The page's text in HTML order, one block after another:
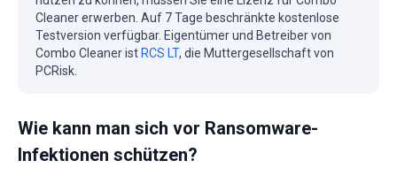
Cleaner erwerben. Auf 7 Tage beschränkte kostenlose
Testversion verfügbar. Eigentümer und Betreiber von
Combo Cleaner ist RCS LT, die Muttergesellschaft von
PCRisk.
Wie kann man sich vor Ransomware-
Infektionen schützen?